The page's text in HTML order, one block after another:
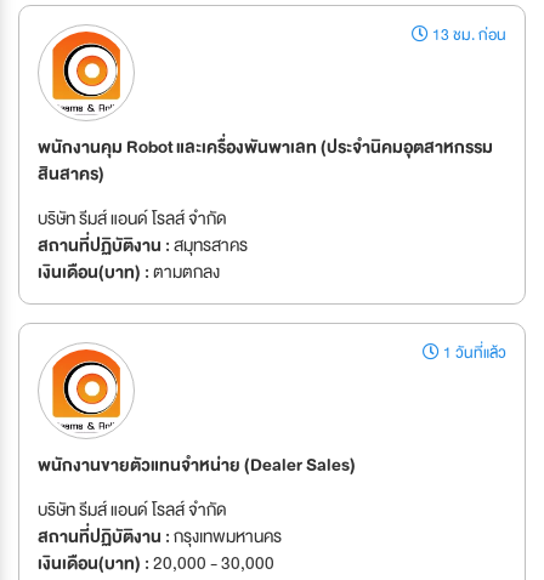
13 ชม. ก่อน
พนักงานคุม Robot และเครื่องพันพาเลท (ประจำนิคมอุตสาหกรรม
สินสาคร)
บริษัท รีมส์ แอนด์ โรลส์ จำกัด
สถานที่ปฏิบัติงาน :สมุทรสาคร
เงินเดือน(บาท) :ตามตกลง
1 วันที่แล้ว
พนักงานขายตัวแทนจำหน่าย (Dealer Sales)
บริษัท รีมส์ แอนด์ โรลส์ จำกัด
สถานที่ปฏิบัติงาน :กรุงเทพมหานคร
เงินเดือน(บาท) :20,000 - 30,000